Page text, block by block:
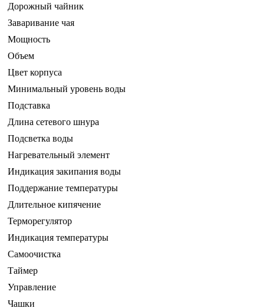
Дорожный чайник
Заваривание чая
Мощность
Объем
Цвет корпуса
Минимальный уровень воды
Подставка
Длина сетевого шнура
Подсветка воды
Нагревательный элемент
Индикация закипания воды
Поддержание температуры
Длительное кипячение
Терморегулятор
Индикация температуры
Самоочистка
Таймер
Управление
Чашки